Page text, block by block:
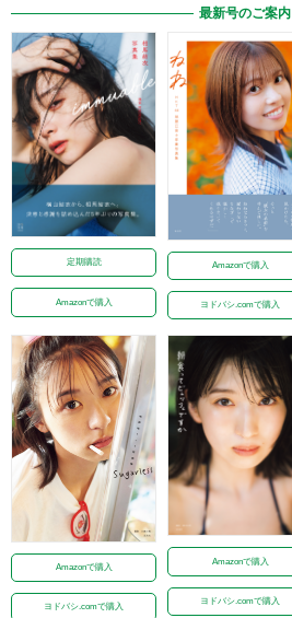
最新号のご案内
定期購読
Amazonで購入
Amazonで購入
ヨドバシ.comで購入
Amazonで購入
ヨドバシ.comで購入
Amazonで購入
ヨドバシ.comで購入